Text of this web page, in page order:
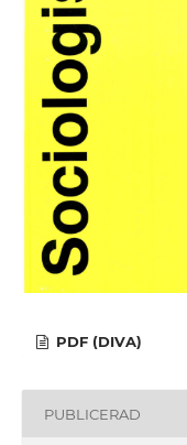
PDF (DIVA)
PUBLICERAD